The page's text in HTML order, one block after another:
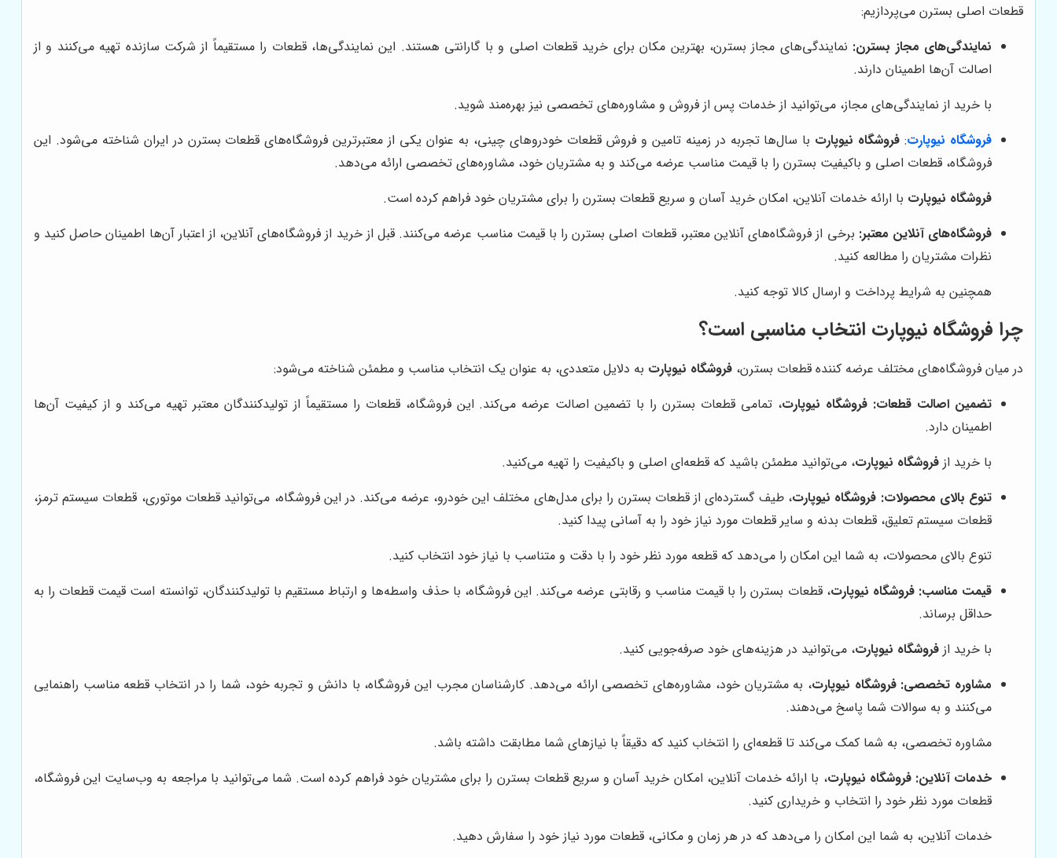
قطعات اصلی بسترن می‌پردازیم:
نمایندگی‌های مجاز بسترن: نمایندگی‌های مجاز بسترن، بهترین مکان برای خرید قطعات اصلی و با گارانتی هستند. این نمایندگی‌ها، قطعات را مستقیماً از شرکت سازنده تهیه می‌کنند و از
اصالت آن‌ها اطمینان دارند.
با خرید از نمایندگی‌های مجاز، می‌توانید از خدمات پس از فروش و مشاوره‌های تخصصی نیز بهره‌مند شوید.
فروشگاه نیوپارت: فروشگاه نیوپارت با سال‌ها تجربه در زمینه تامین و فروش قطعات خودروهای چینی، به عنوان یکی از معتبرترین فروشگاه‌های قطعات بسترن در ایران شناخته می‌شود. این
فروشگاه، قطعات اصلی و باکیفیت بسترن را با قیمت مناسب عرضه می‌کند و به مشتریان خود، مشاوره‌های تخصصی ارائه می‌دهد.
فروشگاه نیوپارت با ارائه خدمات آنلاین، امکان خرید آسان و سریع قطعات بسترن را برای مشتریان خود فراهم کرده است.
فروشگاه‌های آنلاین معتبر: برخی از فروشگاه‌های آنلاین معتبر، قطعات اصلی بسترن را با قیمت مناسب عرضه می‌کنند. قبل از خرید از فروشگاه‌های آنلاین، از اعتبار آن‌ها اطمینان حاصل کنید و
نظرات مشتریان را مطالعه کنید.
همچنین به شرایط پرداخت و ارسال کالا توجه کنید.
چرا فروشگاه نیوپارت انتخاب مناسبی است؟
در میان فروشگاه‌های مختلف عرضه کننده قطعات بسترن، فروشگاه نیوپارت به دلایل متعددی، به عنوان یک انتخاب مناسب و مطمئن شناخته می‌شود:
تضمین اصالت قطعات: فروشگاه نیوپارت، تمامی قطعات بسترن را با تضمین اصالت عرضه می‌کند. این فروشگاه، قطعات را مستقیماً از تولیدکنندگان معتبر تهیه می‌کند و از کیفیت آن‌ها
اطمینان دارد.
با خرید از فروشگاه نیوپارت، می‌توانید مطمئن باشید که قطعه‌ای اصلی و باکیفیت را تهیه می‌کنید.
تنوع بالای محصولات: فروشگاه نیوپارت، طیف گسترده‌ای از قطعات بسترن را برای مدل‌های مختلف این خودرو، عرضه می‌کند. در این فروشگاه، می‌توانید قطعات موتوری، قطعات سیستم ترمز،
قطعات سیستم تعلیق، قطعات بدنه و سایر قطعات مورد نیاز خود را به آسانی پیدا کنید.
تنوع بالای محصولات، به شما این امکان را می‌دهد که قطعه مورد نظر خود را با دقت و متناسب با نیاز خود انتخاب کنید.
قیمت مناسب: فروشگاه نیوپارت، قطعات بسترن را با قیمت مناسب و رقابتی عرضه می‌کند. این فروشگاه، با حذف واسطه‌ها و ارتباط مستقیم با تولیدکنندگان، توانسته است قیمت قطعات را به
حداقل برساند.
با خرید از فروشگاه نیوپارت، می‌توانید در هزینه‌های خود صرفه‌جویی کنید.
مشاوره تخصصی: فروشگاه نیوپارت، به مشتریان خود، مشاوره‌های تخصصی ارائه می‌دهد. کارشناسان مجرب این فروشگاه، با دانش و تجربه خود، شما را در انتخاب قطعه مناسب راهنمایی
می‌کنند و به سوالات شما پاسخ می‌دهند.
مشاوره تخصصی، به شما کمک می‌کند تا قطعه‌ای را انتخاب کنید که دقیقاً با نیازهای شما مطابقت داشته باشد.
خدمات آنلاین: فروشگاه نیوپارت، با ارائه خدمات آنلاین، امکان خرید آسان و سریع قطعات بسترن را برای مشتریان خود فراهم کرده است. شما می‌توانید با مراجعه به وب‌سایت این فروشگاه،
قطعات مورد نظر خود را انتخاب و خریداری کنید.
خدمات آنلاین، به شما این امکان را می‌دهد که در هر زمان و مکانی، قطعات مورد نیاز خود را سفارش دهید.